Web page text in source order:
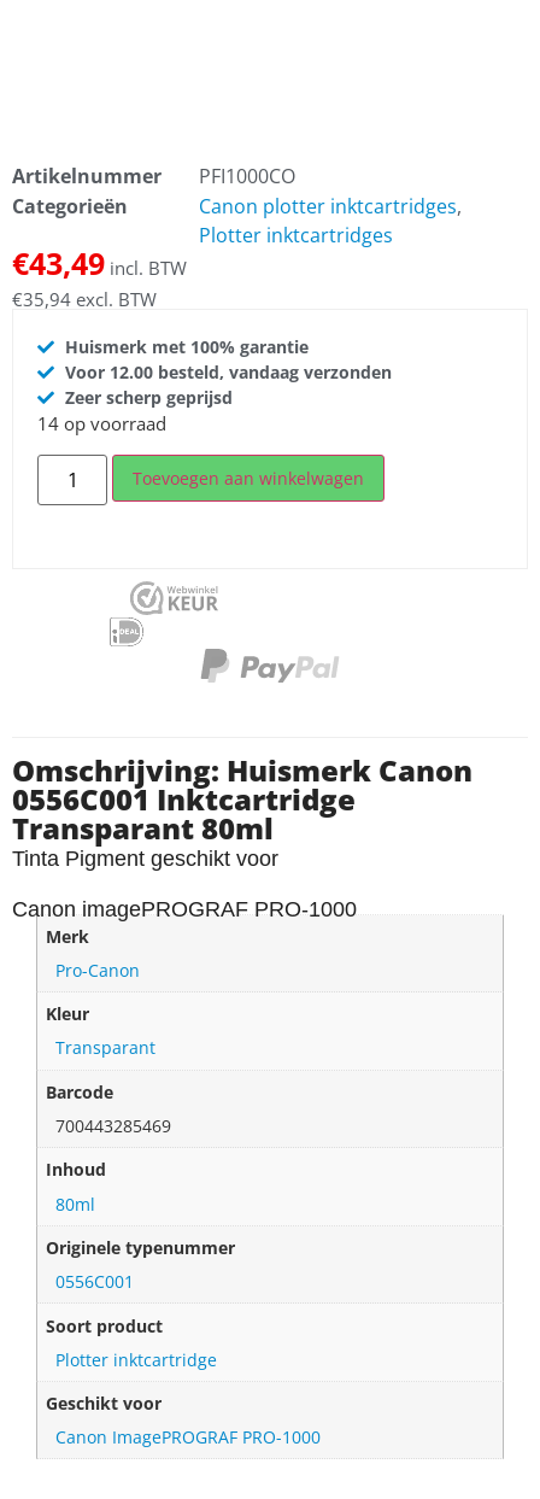
Artikelnummer
PFI1000CO
Categorieën
Canon plotter inktcartridges,
Plotter inktcartridges
€43,49 incl. BTW
€35,94 excl. BTW
Huismerk met 100% garantie
Voor 12.00 besteld, vandaag verzonden
Zeer scherp geprijsd
14 op voorraad
Toevoegen aan winkelwagen
Omschrijving: Huismerk Canon
0556C001 Inktcartridge
Transparant 80ml
Tinta Pigment geschikt voor
Canon imagePROGRAF PRO-1000
Merk
Pro-Canon
Kleur
Transparant
Barcode
700443285469
Inhoud
80ml
Originele typenummer
0556C001
Soort product
Plotter inktcartridge
Geschikt voor
Canon ImagePROGRAF PRO-1000